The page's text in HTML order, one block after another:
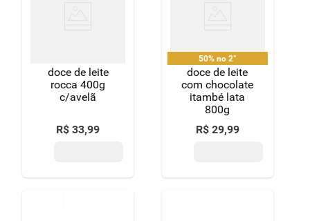
doce de leite
rocca 400g
c/avelã
R$ 33,99
50% no 2°
doce de leite
com chocolate
itambé lata
800g
R$ 29,99